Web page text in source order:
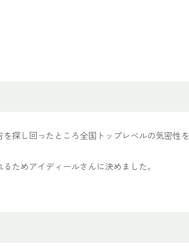
探し回ったところ全国トップレベルの気密性を
ためアイディールさんに決めました。